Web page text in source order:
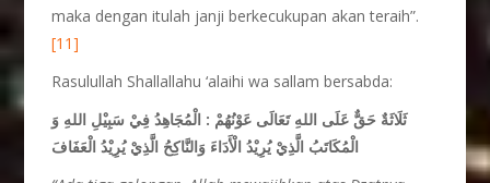
maka dengan itulah janji berkecukupan akan teraih”.
[11]
Rasulullah Shallallahu ‘alaihi wa sallam bersabda:
ثَلَاثَةٌ حَقٌّ عَلَى اللهِ تَعَالَى عَوْنُهُمْ : الْمُجَاهِدُ فِيْ سَبِيْلِ اللهِ وَ
الْمُكَاتَبُ الَّذِيْ يُرِيْدُ الْأَدَاءَ وَالنَّاكِحُ الَّذِيْ يُرِيْدُ الْعَفَافَ